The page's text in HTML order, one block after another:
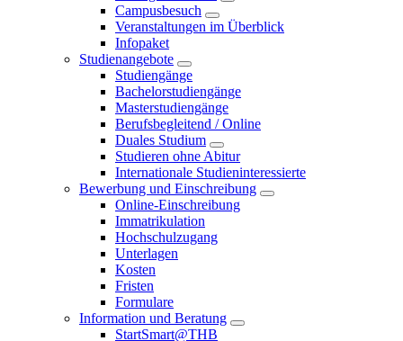
Campusbesuch
Veranstaltungen im Überblick
Infopaket
Studienangebote
Studiengänge
Bachelorstudiengänge
Masterstudiengänge
Berufsbegleitend / Online
Duales Studium
Studieren ohne Abitur
Internationale Studieninteressierte
Bewerbung und Einschreibung
Online-Einschreibung
Immatrikulation
Hochschulzugang
Unterlagen
Kosten
Fristen
Formulare
Information und Beratung
StartSmart@THB